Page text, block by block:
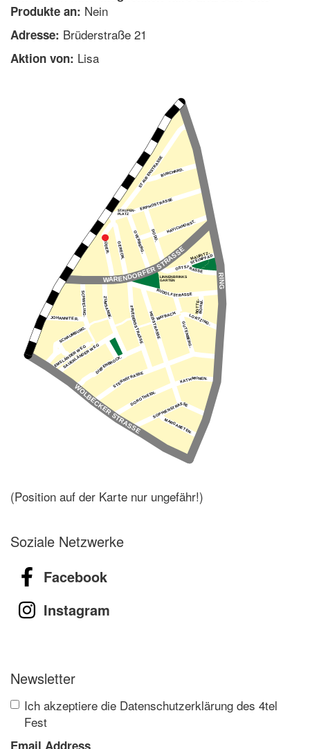
Produkte an: Nein
Adresse: Brüderstraße 21
Aktion von: Lisa
(Position auf der Karte nur ungefähr!)
Soziale Netzwerke
Facebook
Instagram
Newsletter
Ich akzeptiere die Datenschutzerklärung des 4tel
Fest
Email Address